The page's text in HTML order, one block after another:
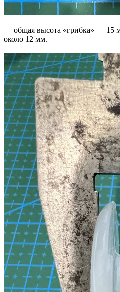
— общая высота «грибка» — 15
около 12 мм.